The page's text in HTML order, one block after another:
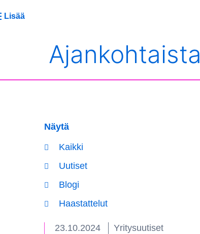
Lisää
Ajankohtaista
Näytä
Kaikki
Uutiset
Blogi
Haastattelut
23.10.2024 Yritysuutiset